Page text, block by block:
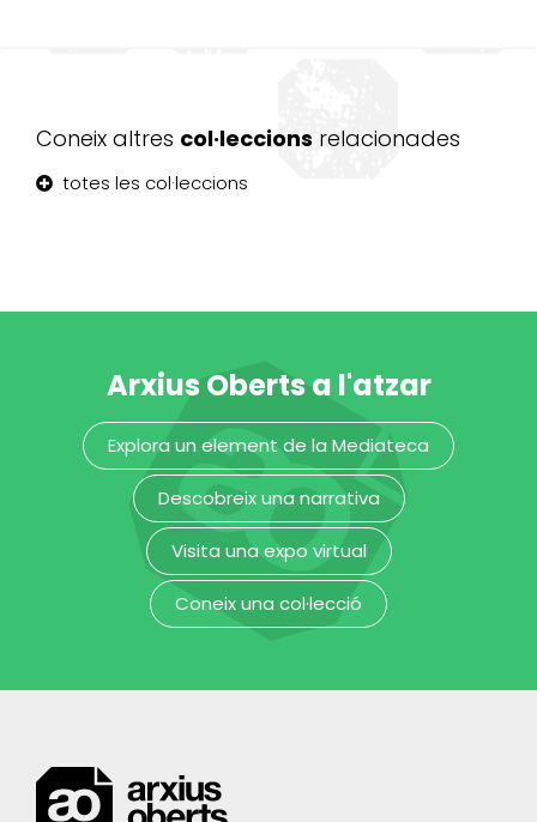
Claret i Clarà
Coneix altres col·leccions relacionades
totes les col·leccions
Arxius Oberts a l'atzar
Explora un element de la Mediateca
Descobreix una narrativa
Visita una expo virtual
Coneix una col·lecció